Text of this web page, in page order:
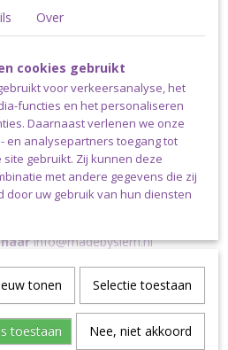
op een veilige manier wordt
Catona is verkrijgbaar in
Catona weegt 50 gram en heeft
in bollen van 10, 25 en 50 gram;
verkrijgbaar in bollen van 100
verkrijgbaar als colour pack met
10 gram in alle 109 kleuren.
Scheepjes Catona op
groeit met de dag, dus
naarinfo@madebysiem.nl
worden via pakket post.
dienen altijd te kiezen voor
Over
cookies gebruikt
voor verkeersanalyse, het
functies en het personaliseren
Daarnaast verlenen we onze
en analysepartners toegang tot
gebruikt. Zij kunnen deze
met andere gegevens die zij
door uw gebruik van hun diensten
tonen Selectie toestaan
toestaan Nee, niet akkoord